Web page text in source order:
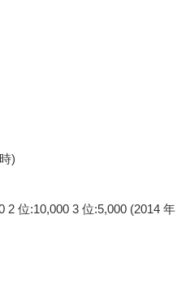
)
2 位:10,000 3 位:5,000 (2014 年